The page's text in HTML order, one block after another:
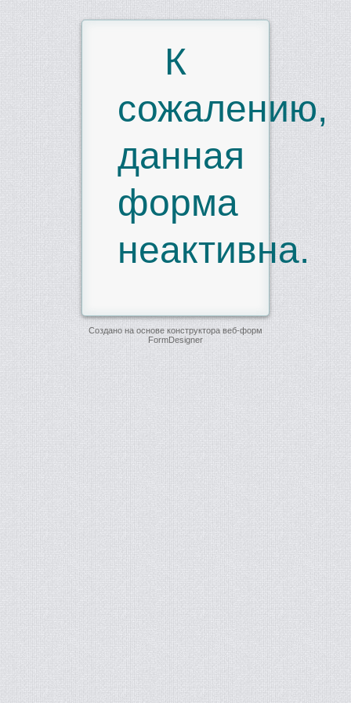
К
сожалению,
данная
форма
неактивна.
Создано на основе конструктора веб-форм
FormDesigner